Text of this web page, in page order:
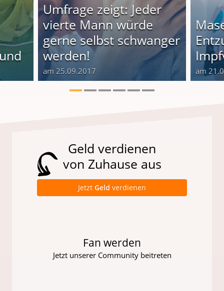
Umfrage zeigt: Jeder
vierte Mann würde
gerne selbst schwanger
werden!
am 25.09.2017 am
Geld verdienen
von Zuhause aus
Jetzt Geld verdienen
Fan werden
Jetzt unserer Community beitreten